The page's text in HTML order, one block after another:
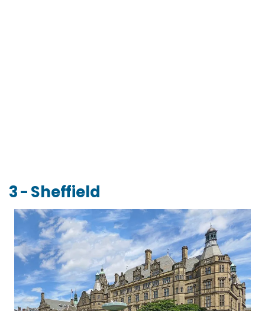
3 - Sheffield